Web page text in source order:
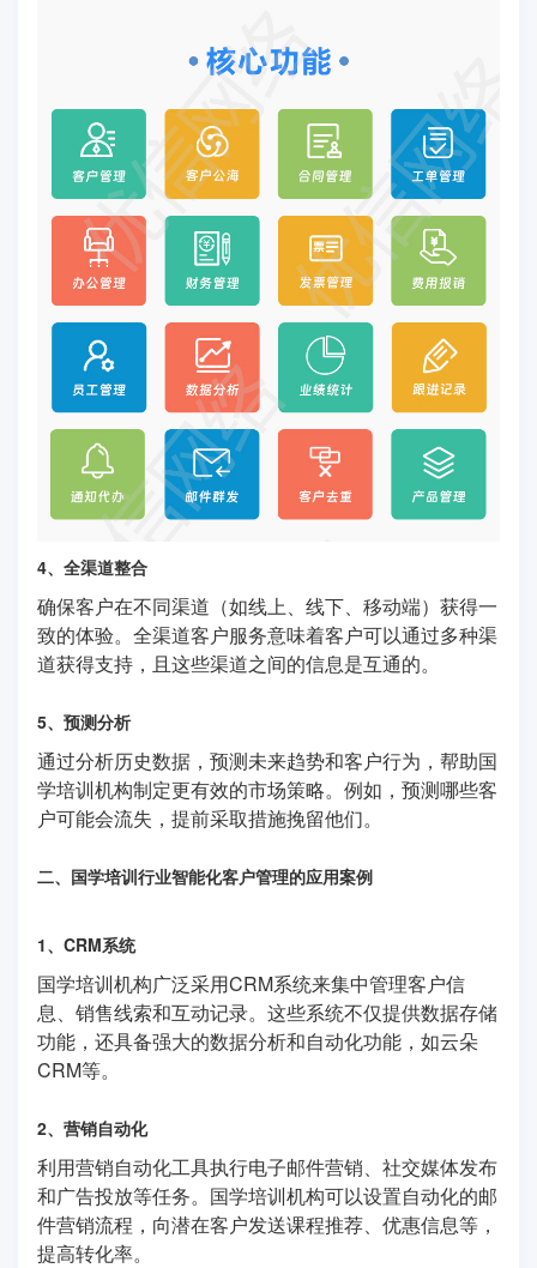
4、全渠道整合
确保客户在不同渠道（如线上、线下、移动端）获得一
致的体验。全渠道客户服务意味着客户可以通过多种渠
道获得支持，且这些渠道之间的信息是互通的。
5、预测分析
通过分析历史数据，预测未来趋势和客户行为，帮助国
学培训机构制定更有效的市场策略。例如，预测哪些客
户可能会流失，提前采取措施挽留他们。
二、国学培训行业智能化客户管理的应用案例
1、CRM系统
国学培训机构广泛采用CRM系统来集中管理客户信
息、销售线索和互动记录。这些系统不仅提供数据存储
功能，还具备强大的数据分析和自动化功能，如云朵
CRM等。
2、营销自动化
利用营销自动化工具执行电子邮件营销、社交媒体发布
和广告投放等任务。国学培训机构可以设置自动化的邮
件营销流程，向潜在客户发送课程推荐、优惠信息等，
提高转化率。